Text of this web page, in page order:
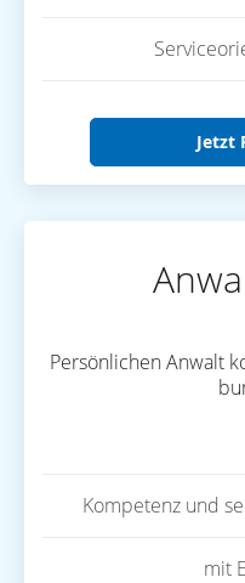
Jetzt
Persönlichen Anwalt
Kompetenz und
mit